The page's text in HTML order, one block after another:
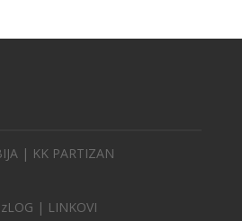
| KK PARTIZAN
| LINKOVI